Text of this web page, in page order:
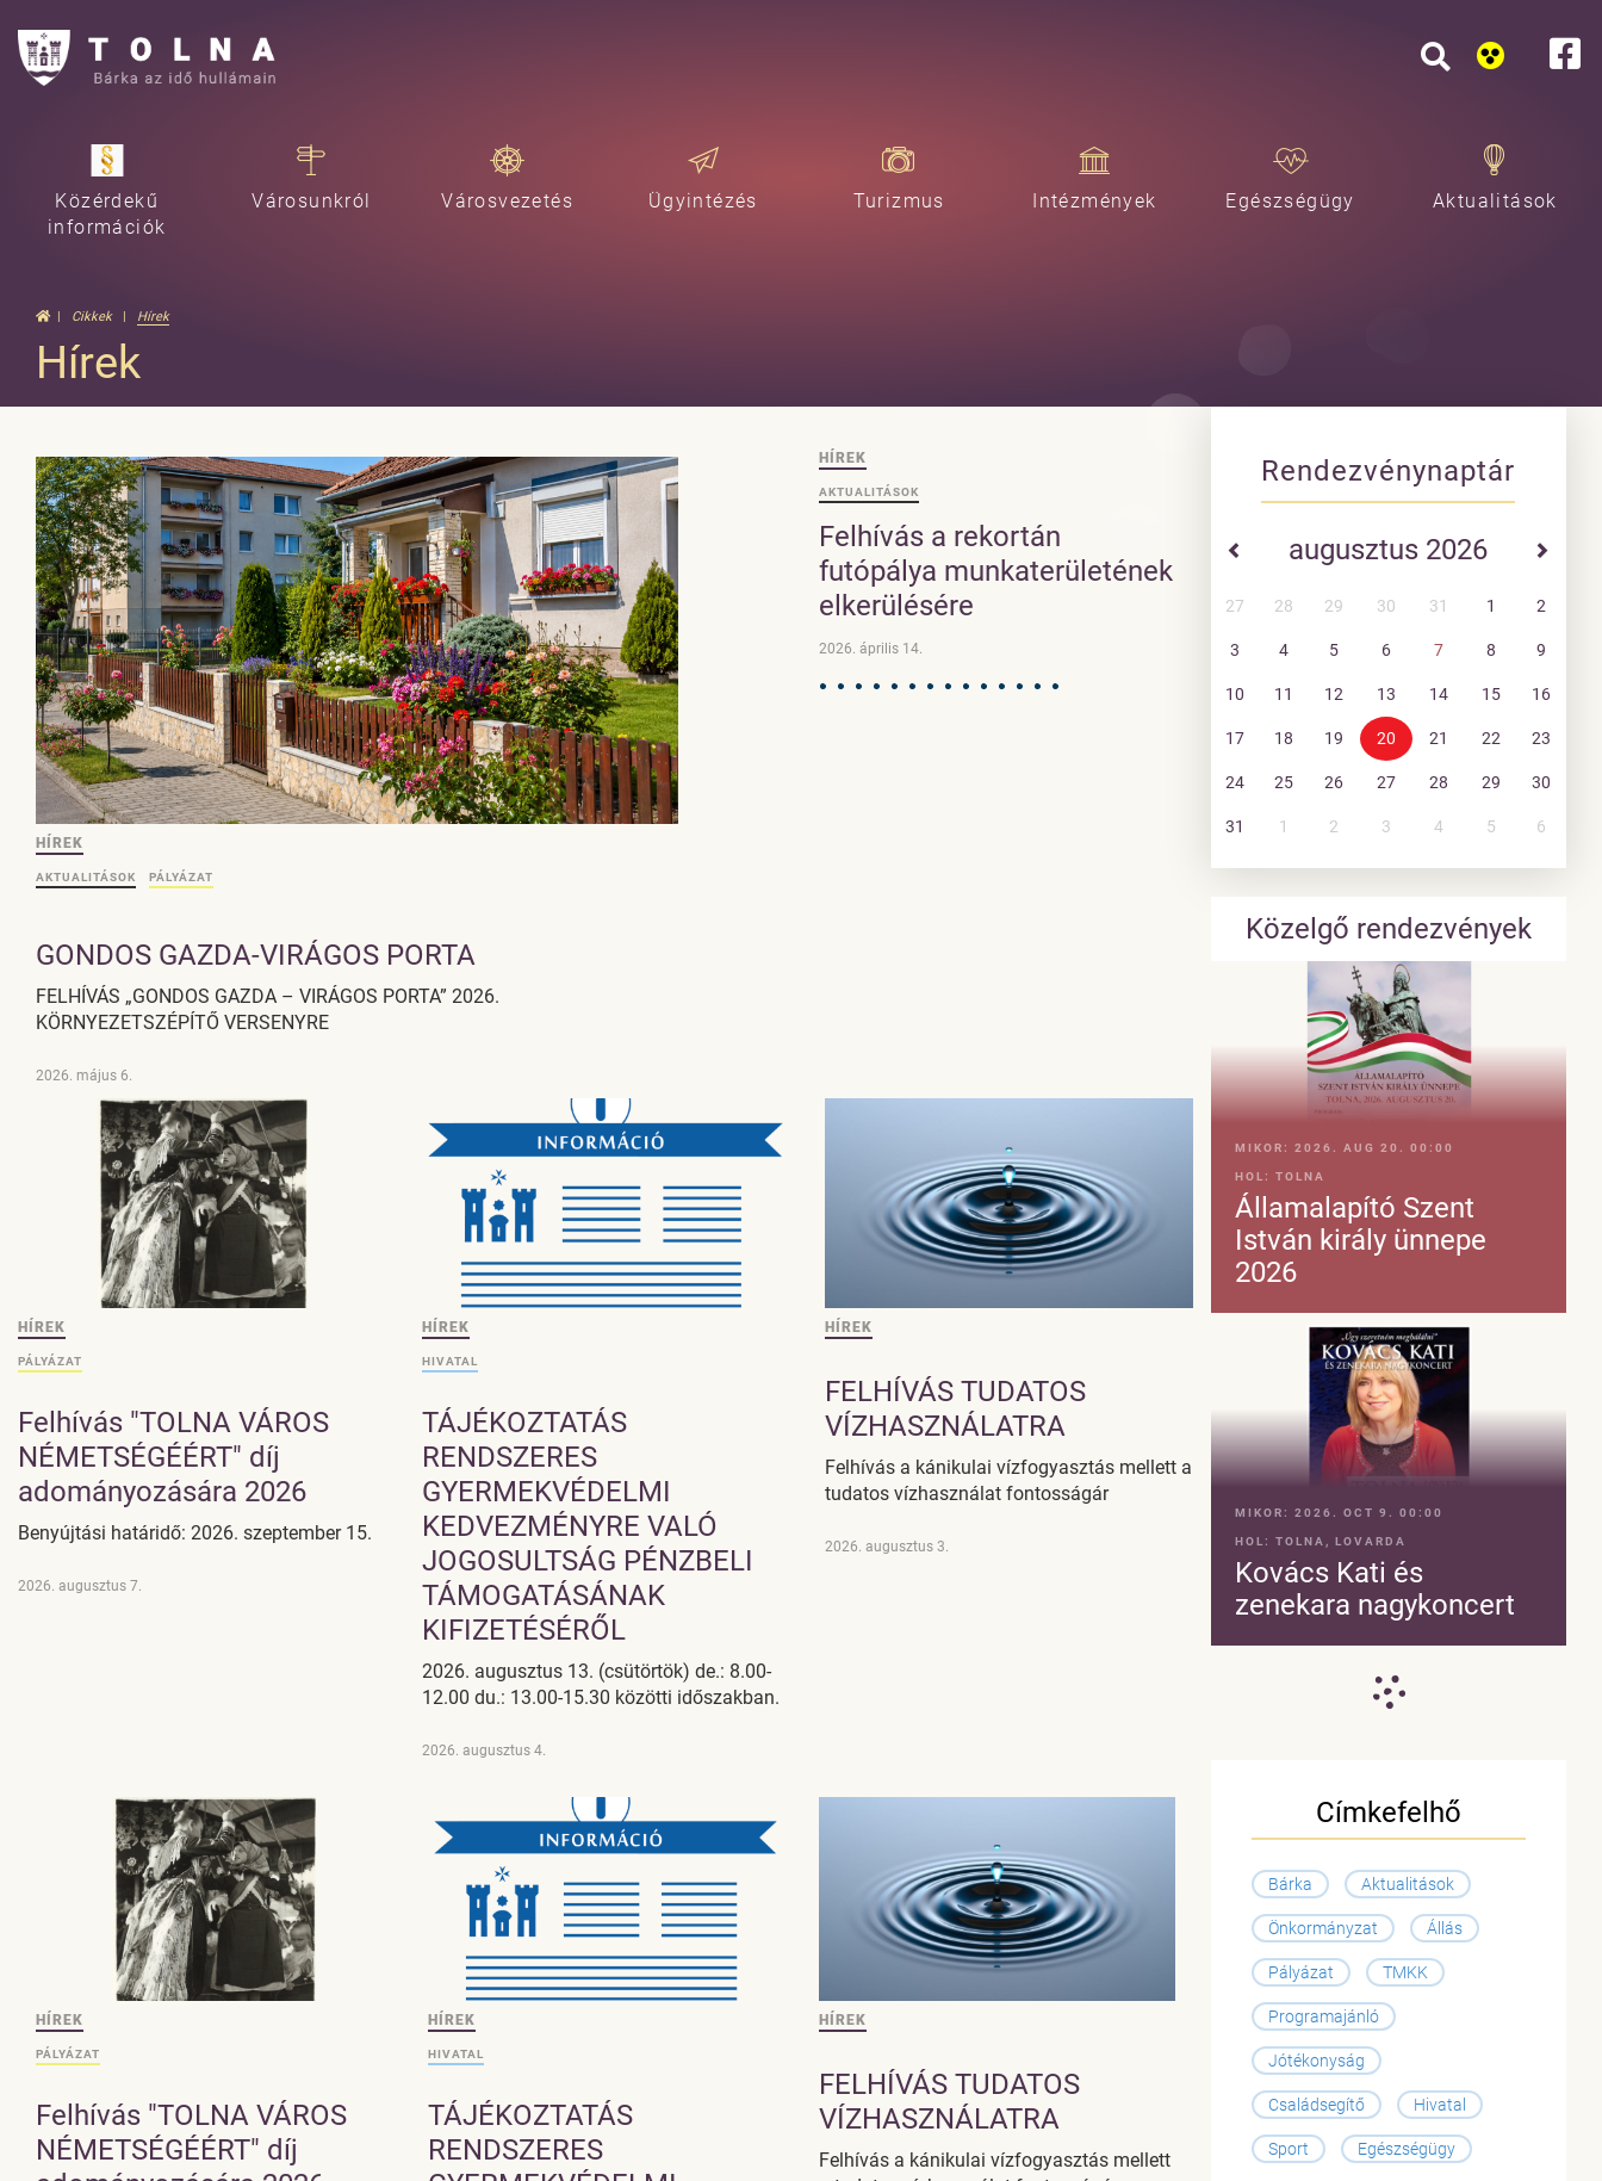
Közérdekű
információk
Városunkról Városvezetés Ügyintézés Turizmus Intézmények Egészségügy Aktualitások
Cikkek Hírek
Hírek
HÍREK
AKTUALITÁSOK PÁLYÁZAT
GONDOS GAZDA-VIRÁGOS PORTA
FELHÍVÁS „GONDOS GAZDA – VIRÁGOS PORTA” 2026.
KÖRNYEZETSZÉPÍTŐ VERSENYRE
2026. május 6.
HÍREK
AKTUALITÁSOK
Felhívás a rekortán
futópálya munkaterületének
elkerülésére
2026. április 14.
HÍREK
PÁLYÁZAT
Felhívás "TOLNA VÁROS
NÉMETSÉGÉÉRT" díj
adományozására 2026
Benyújtási határidő: 2026. szeptember 15.
2026. augusztus 7.
HÍREK
HIVATAL
TÁJÉKOZTATÁS
RENDSZERES
GYERMEKVÉDELMI
KEDVEZMÉNYRE VALÓ
JOGOSULTSÁG PÉNZBELI
TÁMOGATÁSÁNAK
KIFIZETÉSÉRŐL
2026. augusztus 13. (csütörtök) de.: 8.00-
12.00 du.: 13.00-15.30 közötti időszakban.
2026. augusztus 4.
HÍREK
FELHÍVÁS TUDATOS
VÍZHASZNÁLATRA
Felhívás a kánikulai vízfogyasztás mellett a
tudatos vízhasználat fontosságár
2026. augusztus 3.
HÍREK
PÁLYÁZAT
Felhívás "TOLNA VÁROS
NÉMETSÉGÉÉRT" díj
HÍREK
HIVATAL
TÁJÉKOZTATÁS
RENDSZERES
HÍREK
FELHÍVÁS TUDATOS
VÍZHASZNÁLATRA
Felhívás a kánikulai vízfogyasztás mellett
Rendezvénynaptár
augusztus 2026
27 28 29 30 31 1 2
3 4 5 6 7 8 9
10 11 12 13 14 15 16
17 18 19 20 21 22 23
24 25 26 27 28 29 30
31 1 2 3 4 5 6
Közelgő rendezvények
MIKOR: 2026. AUG 20. 00:00
HOL: TOLNA
Államalapító Szent
István király ünnepe
2026
MIKOR: 2026. OCT 9. 00:00
HOL: TOLNA, LOVARDA
Kovács Kati és
zenekara nagykoncert
Címkefelhő
Bárka Aktualitások
Önkormányzat Állás
Pályázat TMKK
Programajánló
Jótékonyság
Családsegítő Hivatal
Sport Egészségügy